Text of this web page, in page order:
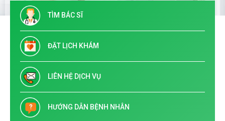
TÌM BÁC SĨ
ĐẶT LỊCH KHÁM
LIÊN HỆ DỊCH VỤ
HƯỚNG DẪN BỆNH NHÂN